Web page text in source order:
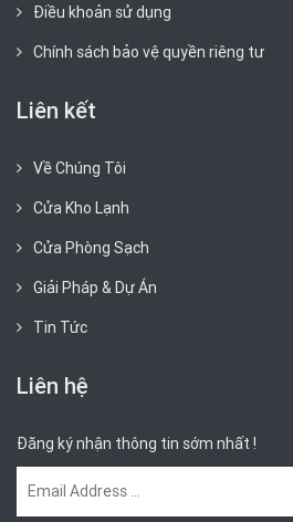
Điều khoản sử dụng
Chính sách bảo vệ quyền riêng tư
Liên kết
Về Chúng Tôi
Cửa Kho Lạnh
Cửa Phòng Sạch
Giải Pháp & Dự Án
Tin Tức
Liên hệ
Đăng ký nhận thông tin sớm nhất !